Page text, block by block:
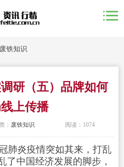
废铁知识
研（五）品牌如何
上传播
： 废铁知识 阅读：1074
炎疫情突如其来，打乱
了中国经济发展的脚步，